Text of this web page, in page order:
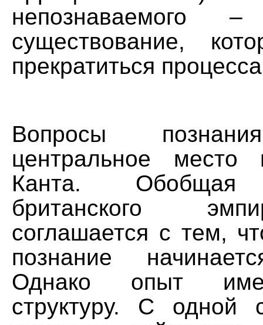
непознаваемого
существование,
прекратиться
Вопросы
центральное
Канта. Обобщая
британского
соглашается с тем,
познание
Однако опыт
структуру. С одной